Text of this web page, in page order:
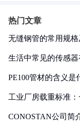
热门文章
无缝钢管的常用规
生活中常见的传感
PE100管材的含义是
工业厂房载重标准
CONOSTAN公司简